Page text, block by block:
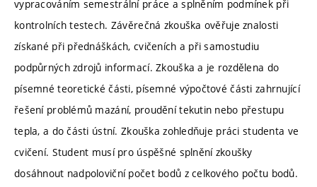
vypracováním semestrální práce a splněním podmínek při
kontrolních testech. Závěrečná zkouška ověřuje znalosti
získané při přednáškách, cvičeních a při samostudiu
podpůrných zdrojů informací. Zkouška a je rozdělena do
písemné teoretické části, písemné výpočtové části zahrnující
řešení problémů mazání, proudění tekutin nebo přestupu
tepla, a do části ústní. Zkouška zohledňuje práci studenta ve
cvičení. Student musí pro úspěšné splnění zkoušky
dosáhnout nadpoloviční počet bodů z celkového počtu bodů.